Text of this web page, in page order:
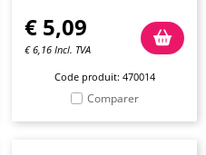
€ 5,09
€6,16 Incl. TVA
Code produit: 470014
Comparer